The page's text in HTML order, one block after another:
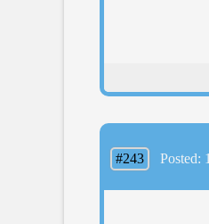
#243 Posted: